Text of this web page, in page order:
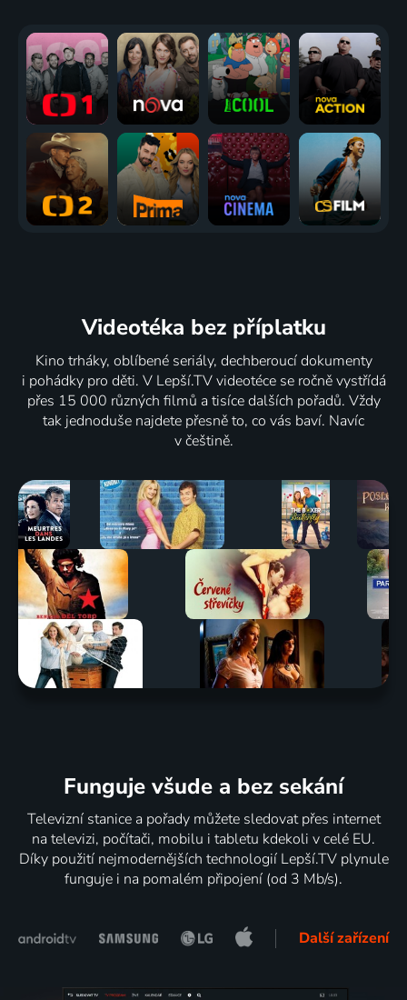
Videotéka bez příplatku
Kino trháky, oblíbené seriály, dechberoucí dokumenty
i pohádky pro děti. V Lepší.TV videotéce se ročně vystřídá
přes 15 000 různých filmů a tisíce dalších pořadů. Vždy
tak jednoduše najdete přesně to, co vás baví. Navíc
v češtině.
Funguje všude a bez sekání
Televizní stanice a pořady můžete sledovat přes internet
na televizi, počítači, mobilu i tabletu kdekoli v celé EU.
Díky použití nejmodernějších technologií Lepší.TV plynule
funguje i na pomalém připojení (od 3 Mb/s).
Další zařízení